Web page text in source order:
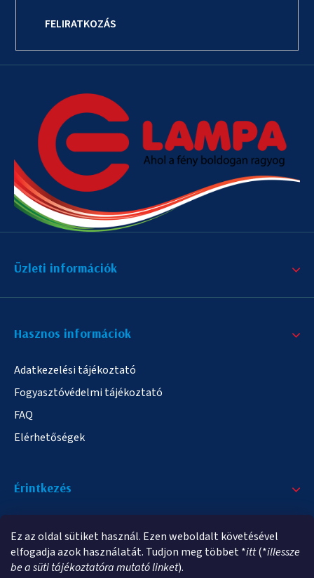
Ez az oldal sütiket használ. Ezen weboldalt követésével
elfogadja azok használatát. Tudjon meg többet *itt(*illessze
be a süti tájékoztatóra mutató linket).
FELIRATKOZÁS
Üzleti információk
Hasznos informáciok
Adatkezelési tájékoztató
Fogyasztóvédelmi tájékoztató
FAQ
Elérhetőségek
Érintkezés
info@elampa.hu